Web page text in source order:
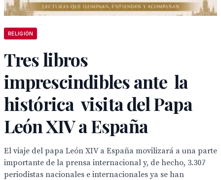
RELIGIÓN
Tres libros
imprescindibles ante la
histórica visita del Papa
León XIV a España
El viaje del papa León XIV a España movilizará a una parte
importante de la prensa internacional y, de hecho, 3.307
periodistas nacionales e internacionales ya se han